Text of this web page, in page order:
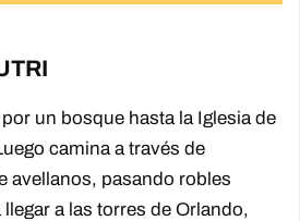
un bosque hasta la Iglesia de
camina a través de
avellanos, pasando robles
a las torres de Orlando,